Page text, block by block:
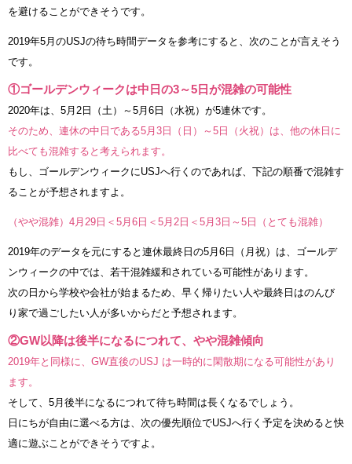
を避けることができそうです。
2019年5月のUSJの待ち時間データを参考にすると、次のことが言えそう
です。
①ゴールデンウィークは中日の3～5日が混雑の可能性
2020年は、5月2日（土）～5月6日（水祝）が5連休です。
そのため、連休の中日である5月3日（日）～5日（火祝）は、他の休日に
比べても混雑すると考えられます。
もし、ゴールデンウィークにUSJへ行くのであれば、下記の順番で混雑す
ることが予想されますよ。
（やや混雑）4月29日＜5月6日＜5月2日＜5月3日～5日（とても混雑）
2019年のデータを元にすると連休最終日の5月6日（月祝）は、ゴールデ
ンウィークの中では、若干混雑緩和されている可能性があります。
次の日から学校や会社が始まるため、早く帰りたい人や最終日はのんび
り家で過ごしたい人が多いからだと予想されます。
②GW以降は後半になるにつれて、やや混雑傾向
2019年と同様に、GW直後のUSJ は一時的に閑散期になる可能性があり
ます。
そして、5月後半になるにつれて待ち時間は長くなるでしょう。
日にちが自由に選べる方は、次の優先順位でUSJへ行く予定を決めると快
適に遊ぶことができそうですよ。